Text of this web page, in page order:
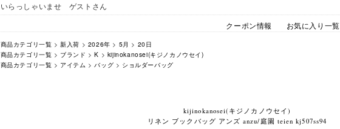
いらっしゃいませ ゲストさん
クーポン情報
お気に入り一覧
商品カテゴリ一覧 >新入荷 > 2026年 > 5月 > 20日
商品カテゴリ一覧 > ブランド >K > kijinokanosei(キジノカノウセイ)
商品カテゴリ一覧 > アイテム >バッグ > ショルダーバッグ
kijinokanosei(キジノカノウセイ)
リネン ブックバッグ アンズ anzu/庭園 teien kj507ss94